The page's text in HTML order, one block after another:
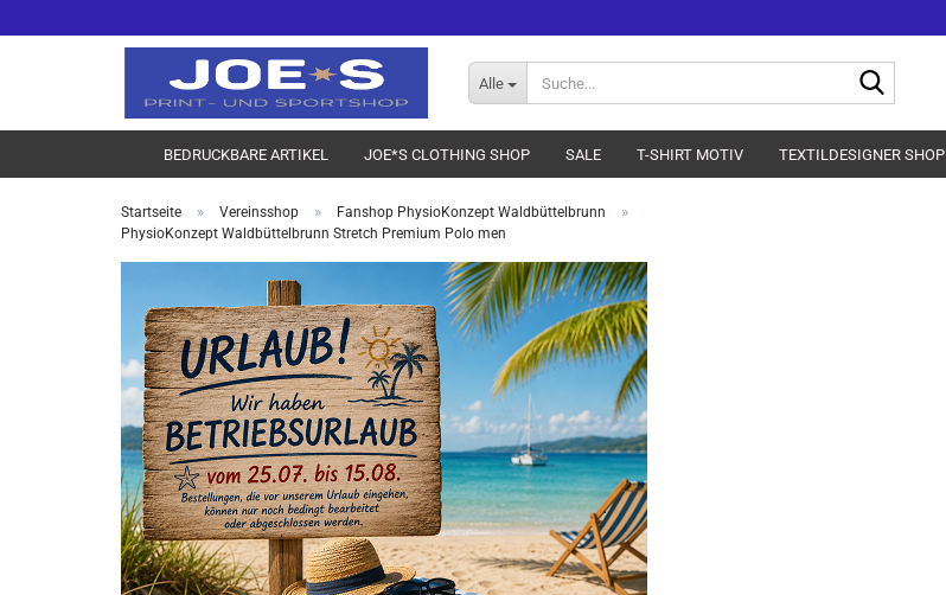
Alle
BEDRUCKBARE ARTIKEL JOE*S CLOTHING SHOP SALE T-SHIRT MOTIV TEXTILDESIGNER SHOP
Startseite » Vereinsshop » Fanshop PhysioKonzept Waldbüttelbrunn »
PhysioKonzept Waldbüttelbrunn Stretch Premium Polo men